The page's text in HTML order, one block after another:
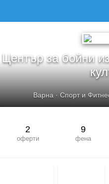
Център за бойни
Варна· Спорт и
2
оферти
9
фена